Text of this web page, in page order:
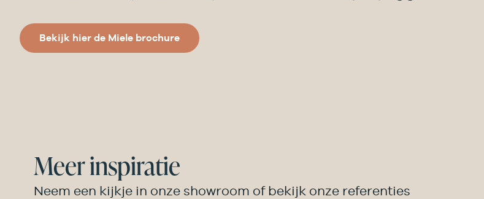
Bekijk hier de Miele brochure
Meer inspiratie
Neem een kijkje in onze showroom of bekijk onze referenties